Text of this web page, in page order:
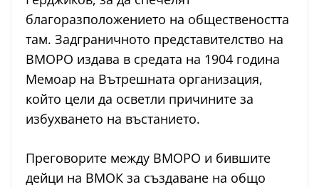
благоразположението на обществеността
там. Задграничното представителство на
ВМОРО издава в средата на 1904 година
Мемоар на Вътрешната организация,
който цели да осветли причините за
избухването на въстанието.
Преговорите между ВМОРО и бившите
дейци на ВМОК за създаване на общо